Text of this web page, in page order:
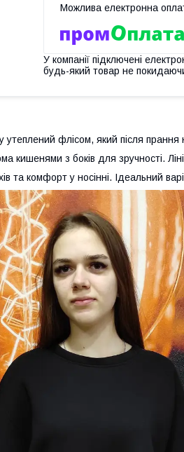
У компанії підключені
будь-який товар не
утеплений флісом, який після прання
кишенями з боків для зручності.
та комфорт у носінні. Ідеальний